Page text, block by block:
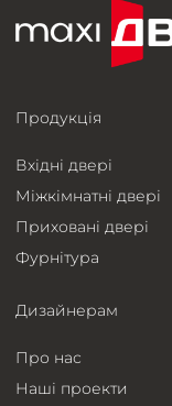
Продукція
Вхідні двері
Міжкімнатні двері
Приховані двері
Фурнітура
Дизайнерам
Про нас
Наші проекти